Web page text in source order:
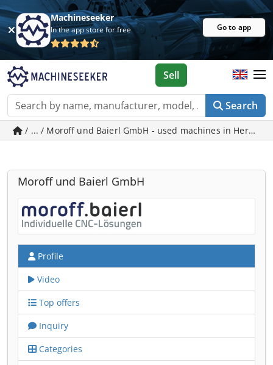
Machineseeker
In the app store for free Go to app
Search
Sell
/ ... / Moroff und Baierl GmbH - used machines in
Moroff und Baierl GmbH
Profile
Video
Top offers
Inquiry
Categories